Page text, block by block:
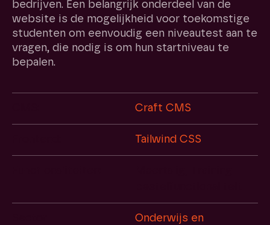
bedrijven. Een belangrijk onderdeel van de
website is de mogelijkheid voor toekomstige
studenten om eenvoudig een niveautest aan te
vragen, die nodig is om hun startniveau te
bepalen.
Craft CMS
Tailwind CSS
Onderwijs en